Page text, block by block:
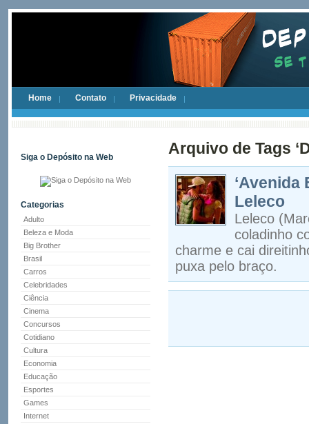
Home Contato Privacidade
Siga o Depósito na Web
Categorias
Adulto
Beleza e Moda
Big Brother
Brasil
Carros
Celebridades
Ciência
Cinema
Concursos
Cotidiano
Cultura
Economia
Educação
Esportes
Games
Internet
Arquivo de Tags
‘Avenida
Leleco
Leleco
coladinho
charme e cai
puxa pelo braço.